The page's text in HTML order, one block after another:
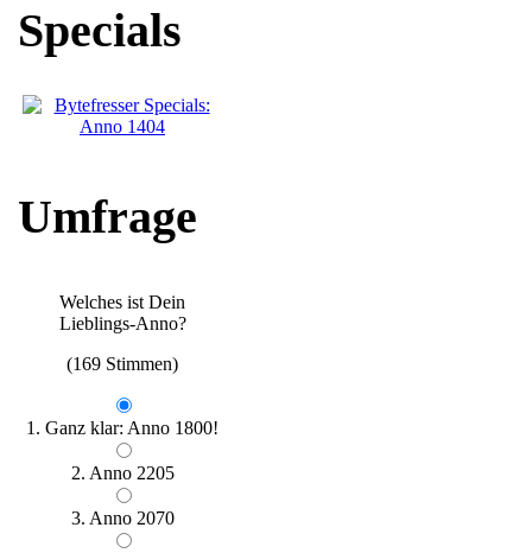
Specials
Umfrage
Welches ist Dein
Lieblings-Anno?
(169 Stimmen)
1. Ganz klar: Anno 1800!
2. Anno 2205
3. Anno 2070